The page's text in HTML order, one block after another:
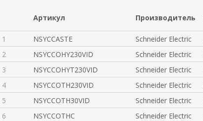
Артикул Производитель
1 NSYCCASTE Schneider Electric
2 NSYCCOHY230VID Schneider Electric
3 NSYCCOHYT230VID Schneider Electric
4 NSYCCOTH230VID Schneider Electric
5 NSYCCOTH30VID Schneider Electric
6 NSYCCOTHC Schneider Electric